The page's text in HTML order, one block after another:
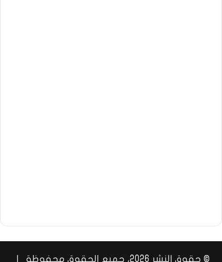
© حقوق النشر 2026، جميع الحقوق محفوظة |